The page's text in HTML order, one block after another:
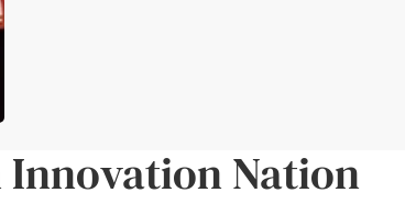
Innovation Nation